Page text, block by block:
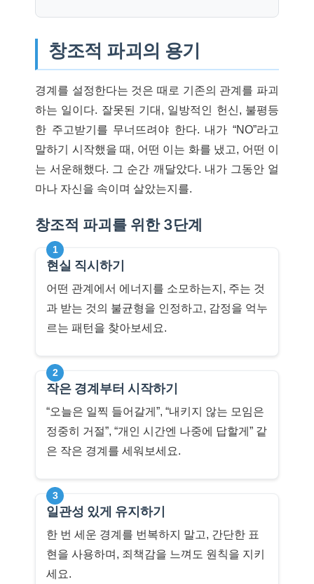
창조적 파괴의 용기
경계를 설정한다는 것은 때로 기존의 관계를 파괴
하는 일이다. 잘못된 기대, 일방적인 헌신, 불평등
한 주고받기를 무너뜨려야 한다. 내가 “NO”라고
말하기 시작했을 때, 어떤 이는 화를 냈고, 어떤 이
는 서운해했다. 그 순간 깨달았다. 내가 그동안 얼
마나 자신을 속이며 살았는지를.
창조적 파괴를 위한 3단계
1
현실 직시하기
어떤 관계에서 에너지를 소모하는지, 주는 것
과 받는 것의 불균형을 인정하고, 감정을 억누
르는 패턴을 찾아보세요.
2
작은 경계부터 시작하기
“오늘은 일찍 들어갈게”, “내키지 않는 모임은
정중히 거절”, “개인 시간엔 나중에 답할게” 같
은 작은 경계를 세워보세요.
3
일관성 있게 유지하기
한 번 세운 경계를 번복하지 말고, 간단한 표
현을 사용하며, 죄책감을 느껴도 원칙을 지키
세요.